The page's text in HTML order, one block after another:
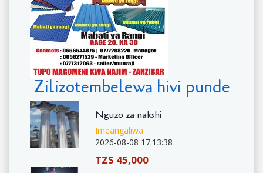
Zilizotembelewa hivi punde
Nguzo za nakshi
Imeangaliwa
2026-08-08 17:13:38
TZS 45,000